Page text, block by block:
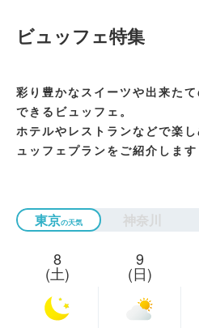
ビュッフェ特集
彩り豊かなスイーツや出来た
できるビュッフェ。
ホテルやレストランなどで楽
ュッフェプランをご紹介します
東京 神奈川
8
(土)
9
(日)